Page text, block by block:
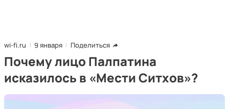
wi-fi.ru 9 января Поделиться
Почему лицо Палпатина
исказилось в «Мести Ситхов»?